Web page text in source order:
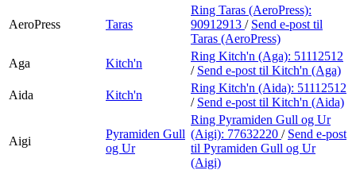
AeroPress Taras
Ring Taras (AeroPress):
90912913 / Send e-post til
Taras (AeroPress)
Aga
Kitch'n
Ring Kitch'n (Aga): 51112512
/ Send e-post til Kitch'n (Aga)
Aida
Kitch'n
Ring Kitch'n (Aida): 51112512
/ Send e-post til Kitch'n (Aida)
Aigi
Pyramiden Gull
og Ur
Ring Pyramiden Gull og Ur
(Aigi): 77632220 / Send e-post
til Pyramiden Gull og Ur
(Aigi)